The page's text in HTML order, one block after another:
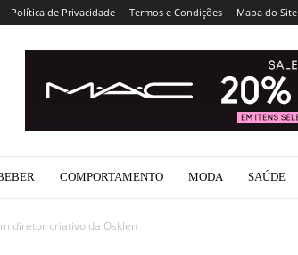
Política de Privacidade Termos e Condições Mapa do Site
COMPORTAMENTO MODA SAÚDE
diretor criativo da Osklen